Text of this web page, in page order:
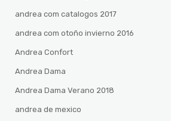
andrea com catalogos 2017
andrea com otoño invierno 2016
Andrea Confort
Andrea Dama
Andrea Dama Verano 2018
andrea de mexico